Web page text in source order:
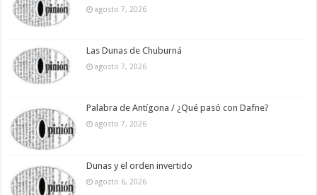
agosto 7, 2026
Las Dunas de Chuburná
agosto 7, 2026
Palabra de Antígona / ¿Qué pasó con Dafne?
agosto 7, 2026
Dunas y el orden invertido
agosto 6, 2026